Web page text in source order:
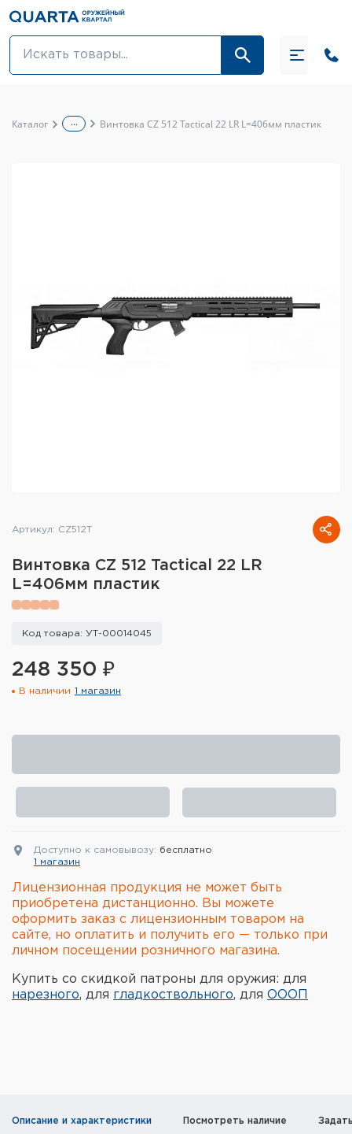
Оптовикам
Обувь
Инструмент для заточки
снаряжения
Сумки и рюкзаки
Охотничье снаряжение
Фонари и ЛЦУ
Туристическое снаряжение
Инструменты
Опоры и станки для оружия
Термосы, термосумки, бутылки
Каталог ... Винтовка CZ 512 Tactical 22 LR L=406мм пластик
Артикул: CZ512T
Винтовка CZ 512 Tactical 22 LR
L=406мм пластик
Код товара: УТ-00014045
248 350 ₽
В наличии 1 магазин
Доступно к самовывозу: бесплатно
1 магазин
Лицензионная продукция не может быть
приобретена дистанционно. Вы можете
оформить заказ с лицензионным товаром на
сайте, но оплатить и получить его — только при
личном посещении розничного магазина.
Купить со скидкой патроны для оружия: для
нарезного, для гладкоствольного, для ОООП
Описание и характеристики Посмотреть наличие